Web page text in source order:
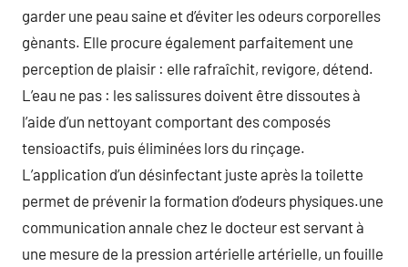
garder une peau saine et d’éviter les odeurs corporelles
gènants. Elle procure également parfaitement une
perception de plaisir : elle rafraîchit, revigore, détend.
L’eau ne pas : les salissures doivent être dissoutes à
l’aide d’un nettoyant comportant des composés
tensioactifs, puis éliminées lors du rinçage.
L’application d’un désinfectant juste après la toilette
permet de prévenir la formation d’odeurs physiques.une
communication annale chez le docteur est servant à
une mesure de la pression artérielle artérielle, un fouille